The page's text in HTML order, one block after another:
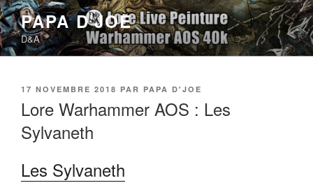
Aller
au
contenu
principal
PAPA D'JOE
D&A
PUBLIÉ
17 NOVEMBRE 2018 PAR PAPA D'JOE
Lore Warhammer AOS : Les
Sylvaneth
Les Sylvaneth